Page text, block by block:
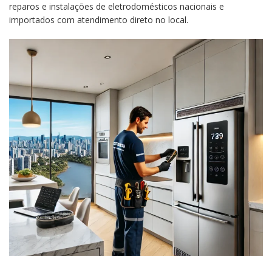
reparos e instalações de eletrodomésticos nacionais e
importados com atendimento direto no local.